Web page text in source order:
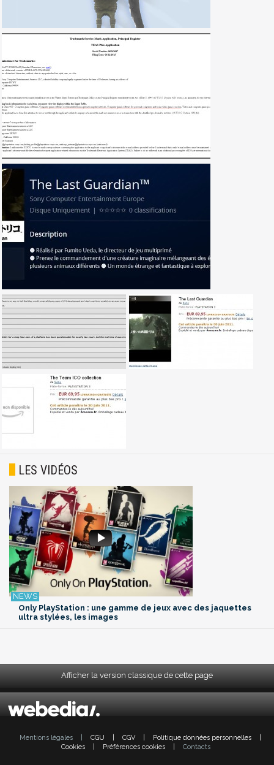
LES VIDÉOS
Only PlayStation : une gamme de jeux avec des jaquettes
ultra stylées, les images
Afficher la version classique de cette page
Mentions légales CGU CGV Politique données personnelles
Cookies
Préférences cookies Contacts